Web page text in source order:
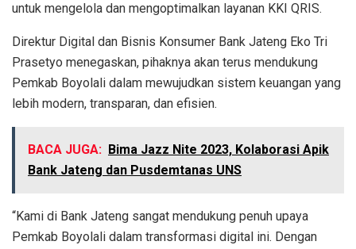
untuk mengelola dan mengoptimalkan layanan KKI QRIS.
Direktur Digital dan Bisnis Konsumer Bank Jateng Eko Tri
Prasetyo menegaskan, pihaknya akan terus mendukung
Pemkab Boyolali dalam mewujudkan sistem keuangan yang
lebih modern, transparan, dan efisien.
BACA JUGA: Bima Jazz Nite 2023, Kolaborasi Apik
Bank Jateng dan Pusdemtanas UNS
“Kami di Bank Jateng sangat mendukung penuh upaya
Pemkab Boyolali dalam transformasi digital ini. Dengan